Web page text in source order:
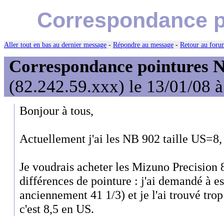
Correspondance
Aller tout en bas au dernier message - Répondre au message - Retour au
Correspondance pointures
(82.242.59.xxx) le 13/01/08
Bonjour à tous,
Actuellement j'ai les NB 902 taille
Je voudrais acheter les Mizuno Precision
différences de pointure : j'ai demandé à
anciennement 41 1/3) et je l'ai trouvé
c'est 8,5 en US.